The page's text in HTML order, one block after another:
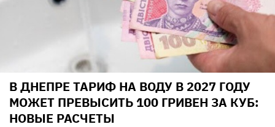
В ДНЕПРЕ ТАРИФ НА ВОДУ В 2027 ГОДУ
МОЖЕТ ПРЕВЫСИТЬ 100 ГРИВЕН ЗА КУБ:
НОВЫЕ РАСЧЕТЫ